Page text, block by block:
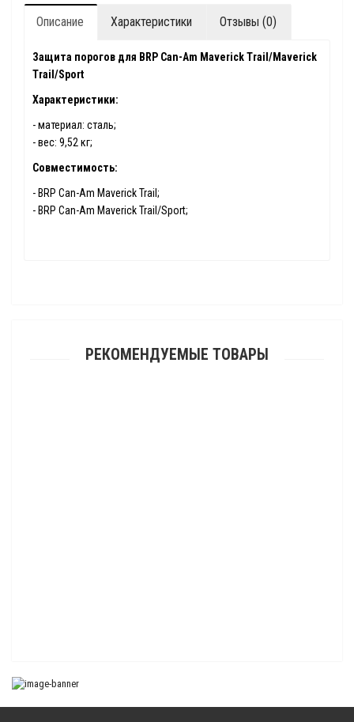
Описание Характеристики Отзывы (0)
Защита порогов для BRP Can-Am Maverick Trail/Maverick
Trail/Sport
Характеристики:
- материал: сталь;
- вес: 9,52 кг;
Совместимость:
- BRP Can-Am Maverick Trail;
- BRP Can-Am Maverick Trail/Sport;
РЕКОМЕНДУЕМЫЕ ТОВАРЫ